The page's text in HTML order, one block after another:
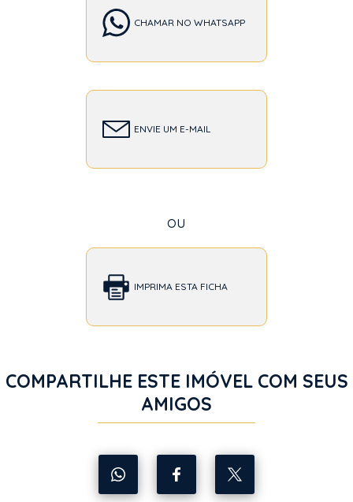
CHAMAR NO WHATSAPP
ENVIE UM E-MAIL
ou
IMPRIMA ESTA FICHA
COMPARTILHE ESTE IMÓVEL COM SEUS
AMIGOS